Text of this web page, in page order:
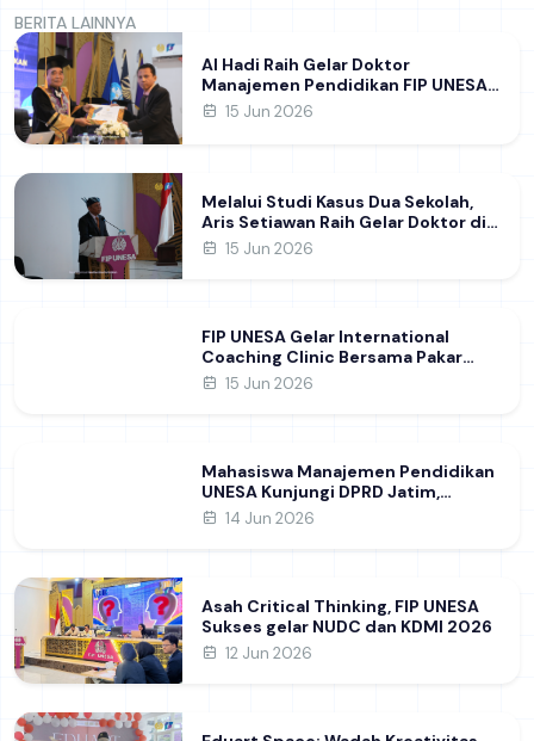
BERITA LAINNYA
Al Hadi Raih Gelar Doktor
Manajemen Pendidikan FIP UNESA
melalui Riset Pembentukan
15 Jun 2026
Melalui Studi Kasus Dua Sekolah,
Aris Setiawan Raih Gelar Doktor di
FIP UNESA Usai Kupas Manajemen
15 Jun 2026
FIP UNESA Gelar International
Coaching Clinic Bersama Pakar
Khon Kaen University Thailand,
Ilmiah Internasional dukung SDG 4
15 Jun 2026
Mahasiswa Manajemen Pendidikan
UNESA Kunjungi DPRD Jatim,
Perdalam Pemahaman Kebijakan
14 Jun 2026
Asah Critical Thinking, FIP UNESA
Sukses gelar NUDC dan KDMI 2026
12 Jun 2026